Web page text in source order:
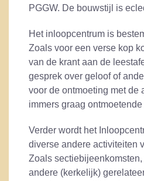
PGGW. De bouwstijl is
Het inloopcentrum is
Zoals voor een verse kop
van de krant aan de
gesprek over geloof of
voor de ontmoeting met de
immers graag
Verder wordt het
diverse andere activiteiten
Zoals
andere (kerkelijk)